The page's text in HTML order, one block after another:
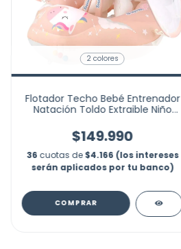
2 colores
Flotador Techo Bebé Entrenador
Natación Toldo Extraible Niño
$149.990
36 cuotas de$4.166 (los intereses
serán aplicados por tu banco)
COMPRAR